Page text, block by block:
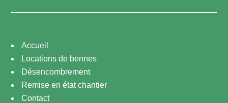
Accueil
Locations de bennes
Désencombrement
Remise en état chantier
Contact